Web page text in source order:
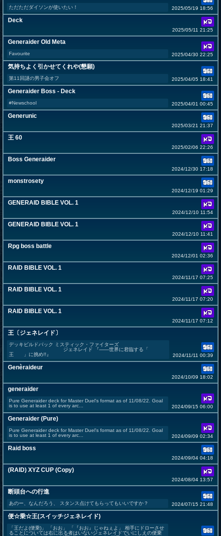
ただただダイソンが使いたい！ 2025/05/19 18:56
Deck
2025/05/11 21:25
Generaider Old Meta
Favourite 2025/04/30 22:25
気持ちよく引かせてくれや(懇願)
第11回謎の男子会オフ 2025/04/05 18:41
Generaider Boss - Deck
#Newschool 2025/04/01 00:45
Generunic
2025/03/21 21:37
王 60
2025/02/06 22:26
Boss Generaider
2024/12/30 17:18
monstrosety
2024/12/19 01:29
GENERAID BIBLE VOL. 1
2024/12/10 11:54
GENERAID BIBLE VOL. 1
2024/12/10 11:41
Rpg boss battle
2024/12/01 02:36
RAID BIBLE VOL. 1
2024/11/17 07:25
RAID BIBLE VOL. 1
2024/11/17 07:20
RAID BIBLE VOL. 1
2024/11/17 07:12
王〔ジェネレイド〕
デッキビルドパック ミスティック・ファイターズ
ジェネレイド 『――世界に君臨する「
王 」に挑め!!』
2024/11/11 00:39
Genèraideur
2024/10/09 18:02
generaider
Pure Generaider deck for Master Duel's format as of 11/08/22. Goal
is to use at least 1 of every arc...
2024/09/15 06:00
Generaider (Pure)
Pure Generaider deck for Master Duel's format as of 11/08/22. Goal
is to use at least 1 of every arc...
2024/09/09 02:34
Raid boss
2024/09/04 04:18
(RAID) XYZ CUP (Copy)
2024/08/04 13:57
断頭台への行進
あのー、なんだろう、 スタンス点けてもらってもいいですか？ 2024/07/15 21:48
便☆乗☆王(スイッチジェネレイド)
「王だよ(便乗)」 「おお」 「『おお』じゃねぇよ」 相手にドローさせ
ることについては右に出る者はいないジェネレイドでいにしえの便乗